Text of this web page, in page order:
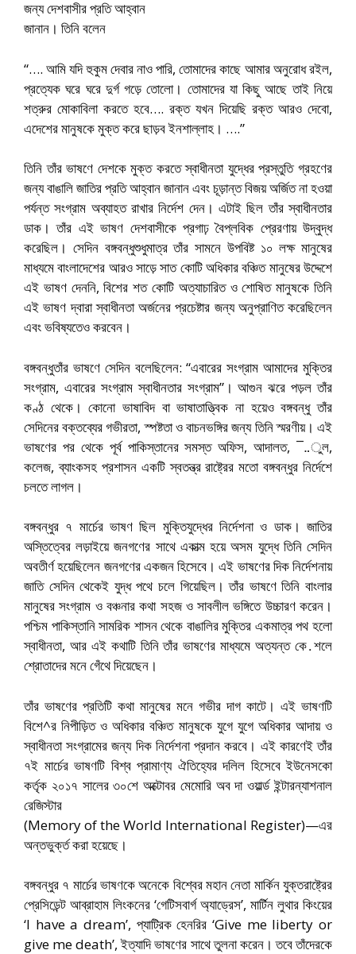
জন্য দেশবাসীর প্রতি আহ্বান
জানান। তিনি বলেন
“…. আমি যদি হুকুম দেবার নাও পারি, তোমাদের কাছে আমার অনুরোধ রইল,
প্রত্যেক ঘরে ঘরে দুর্গ গড়ে তোলো। তোমাদের যা কিছু আছে তাই নিয়ে
শত্রুর মোকাবিলা করতে হবে…. রক্ত যখন দিয়েছি রক্ত আরও দেবো,
এদেশের মানুষকে মুক্ত করে ছাড়ব ইনশাল্লাহ। ….”
তিনি তাঁর ভাষণে দেশকে মুক্ত করতে স্বাধীনতা যুদ্ধের প্রস্তুতি গ্রহণের
জন্য বাঙালি জাতির প্রতি আহ্বান জানান এবং চূড়ান্ত বিজয় অর্জিত না হওয়া
পর্যন্ত সংগ্রাম অব্যাহত রাখার নির্দেশ দেন। এটাই ছিল তাঁর স্বাধীনতার
ডাক। তাঁর এই ভাষণ দেশবাসীকে প্রগাঢ় বৈপ্লবিক প্রেরণায় উদ্বুদ্ধ
করেছিল। সেদিন বঙ্গবন্ধুশুধুমাত্র তাঁর সামনে উপবিষ্ট ১০ লক্ষ মানুষের
মাধ্যমে বাংলাদেশের আরও সাড়ে সাত কোটি অধিকার বঞ্চিত মানুষের উদ্দেশে
এই ভাষণ দেননি, বিশের শত কোটি অত্যাচারিত ও শোষিত মানুষকে তিনি
এই ভাষণ দ্বারা স্বাধীনতা অর্জনের প্রচেষ্টার জন্য অনুপ্রাণিত করেছিলেন
এবং ভবিষ্যতেও করবেন।
বঙ্গবন্ধুতাঁর ভাষণে সেদিন বলেছিলেন: “এবারের সংগ্রাম আমাদের মুক্তির
সংগ্রাম, এবারের সংগ্রাম স্বাধীনতার সংগ্রাম”। আগুন ঝরে পড়ল তাঁর
কণ্ঠ থেকে। কোনো ভাষাবিদ বা ভাষাতাত্ত্বিক না হয়েও বঙ্গবন্ধু তাঁর
সেদিনের বক্তব্যের গভীরতা, স্পষ্টতা ও বাচনভঙ্গির জন্য তিনি স্মরণীয়। এই
ভাষণের পর থেকে পূর্ব পাকিস্তানের সমস্ত অফিস, আদালত, ¯‥ুল,
কলেজ, ব্যাংকসহ প্রশাসন একটি স্বতন্ত্র রাষ্ট্রের মতো বঙ্গবন্ধুর নির্দেশে
চলতে লাগল।
বঙ্গবন্ধুর ৭ মার্চের ভাষণ ছিল মুক্তিযুদ্ধের নির্দেশনা ও ডাক। জাতির
অস্তিত্বের লড়াইয়ে জনগণের সাথে একাত্ম হয়ে অসম যুদ্ধে তিনি সেদিন
অবতীর্ণ হয়েছিলেন জনগণের একজন হিসেবে। এই ভাষণের দিক নির্দেশনায়
জাতি সেদিন থেকেই যুদ্ধ পথে চলে গিয়েছিল। তাঁর ভাষণে তিনি বাংলার
মানুষের সংগ্রাম ও বঞ্চনার কথা সহজ ও সাবলীল ভঙ্গিতে উচ্চারণ করেন।
পশ্চিম পাকিস্তানি সামরিক শাসন থেকে বাঙালির মুক্তির একমাত্র পথ হলো
স্বাধীনতা, আর এই কথাটি তিনি তাঁর ভাষণের মাধ্যমে অত্যন্ত কে․শলে
শ্রোতাদের মনে গেঁথে দিয়েছেন।
তাঁর ভাষণের প্রতিটি কথা মানুষের মনে গভীর দাগ কাটে। এই ভাষণটি
বিশে^র নিপীড়িত ও অধিকার বঞ্চিত মানুষকে যুগে যুগে অধিকার আদায় ও
স্বাধীনতা সংগ্রামের জন্য দিক নির্দেশনা প্রদান করবে। এই কারণেই তাঁর
৭ই মার্চের ভাষণটি বিশ্ব প্রামাণ্য ঐতিহ্যের দলিল হিসেবে ইউনেসকো
কর্তৃক ২০১৭ সালের ৩০শে অক্টোবর মেমোরি অব দা ওয়ার্ল্ড ইন্টারন্যাশনাল
রেজিস্টার
(Memory of the World International Register)—এর
অন্তভুর্ক্ত করা হয়েছে।
বঙ্গবন্ধুর ৭ মার্চের ভাষণকে অনেকে বিশ্বের মহান নেতা মার্কিন যুক্তরাষ্ট্রের
প্রেসিডেন্ট আব্রাহাম লিংকনের ‘গেটিসবার্গ অ্যাড্রেস’, মার্টিন লুথার কিংয়ের
‘I have a dream’, প্যাট্রিক হেনরির ‘Give me liberty or
give me death’, ইত্যাদি ভাষণের সাথে তুলনা করেন। তবে তাঁদেরকে